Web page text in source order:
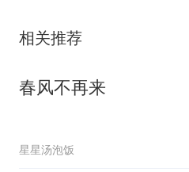
相关推荐
春风不再来
星星汤泡饭